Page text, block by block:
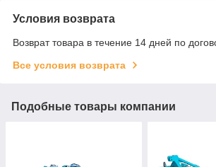
Условия возврата
Возврат товара в течение 14 дней по
Все условия возврата
Подобные товары компании